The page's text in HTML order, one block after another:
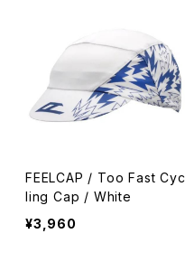
FEELCAP / Too Fast Cyc
ling Cap / White
¥3,960